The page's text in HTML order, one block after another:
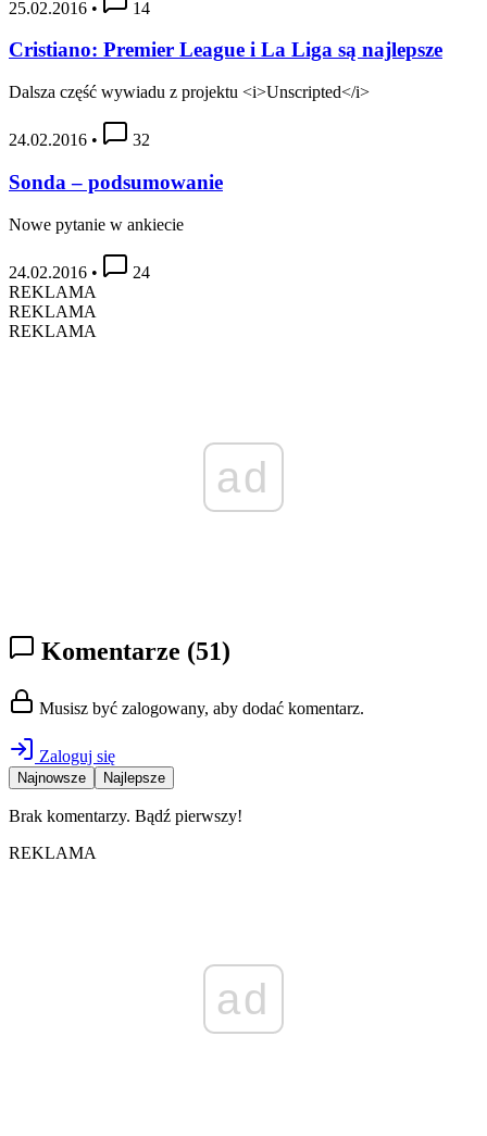
25.02.2016 • 14
Cristiano: Premier League i La Liga są najlepsze
Dalsza część wywiadu z projektu <i>Unscripted</i>
24.02.2016 • 32
Sonda – podsumowanie
Nowe pytanie w ankiecie
24.02.2016 •
24
REKLAMA
REKLAMA
REKLAMA
ad
Komentarze (51)
Musisz być zalogowany, aby dodać komentarz.
Zaloguj się
Najnowsze Najlepsze
Brak komentarzy. Bądź pierwszy!
REKLAMA
ad